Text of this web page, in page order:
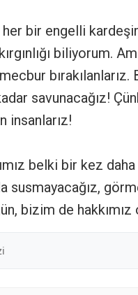
her bir engelli
biliyorum.
savunacağız!
insanlarız!
belki bir kez
susmayacağız,
bizim de